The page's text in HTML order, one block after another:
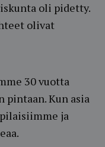
oli pidetty.
olivat
30 vuotta
pintaan. Kun asia
ja